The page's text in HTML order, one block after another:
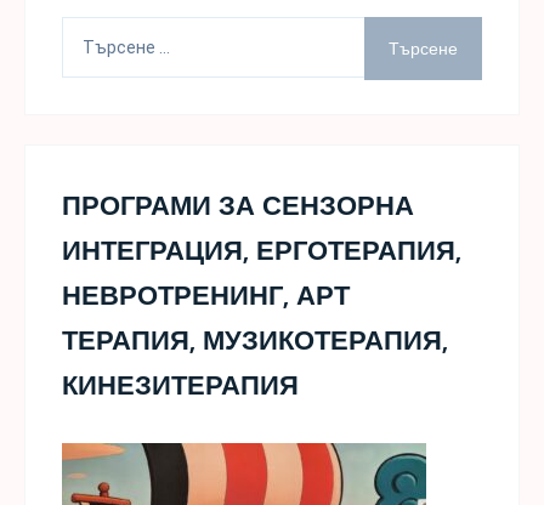
ПРОГРАМИ ЗА СЕНЗОРНА
ИНТЕГРАЦИЯ, ЕРГОТЕРАПИЯ,
НЕВРОТРЕНИНГ, АРТ
ТЕРАПИЯ, МУЗИКОТЕРАПИЯ,
КИНЕЗИТЕРАПИЯ